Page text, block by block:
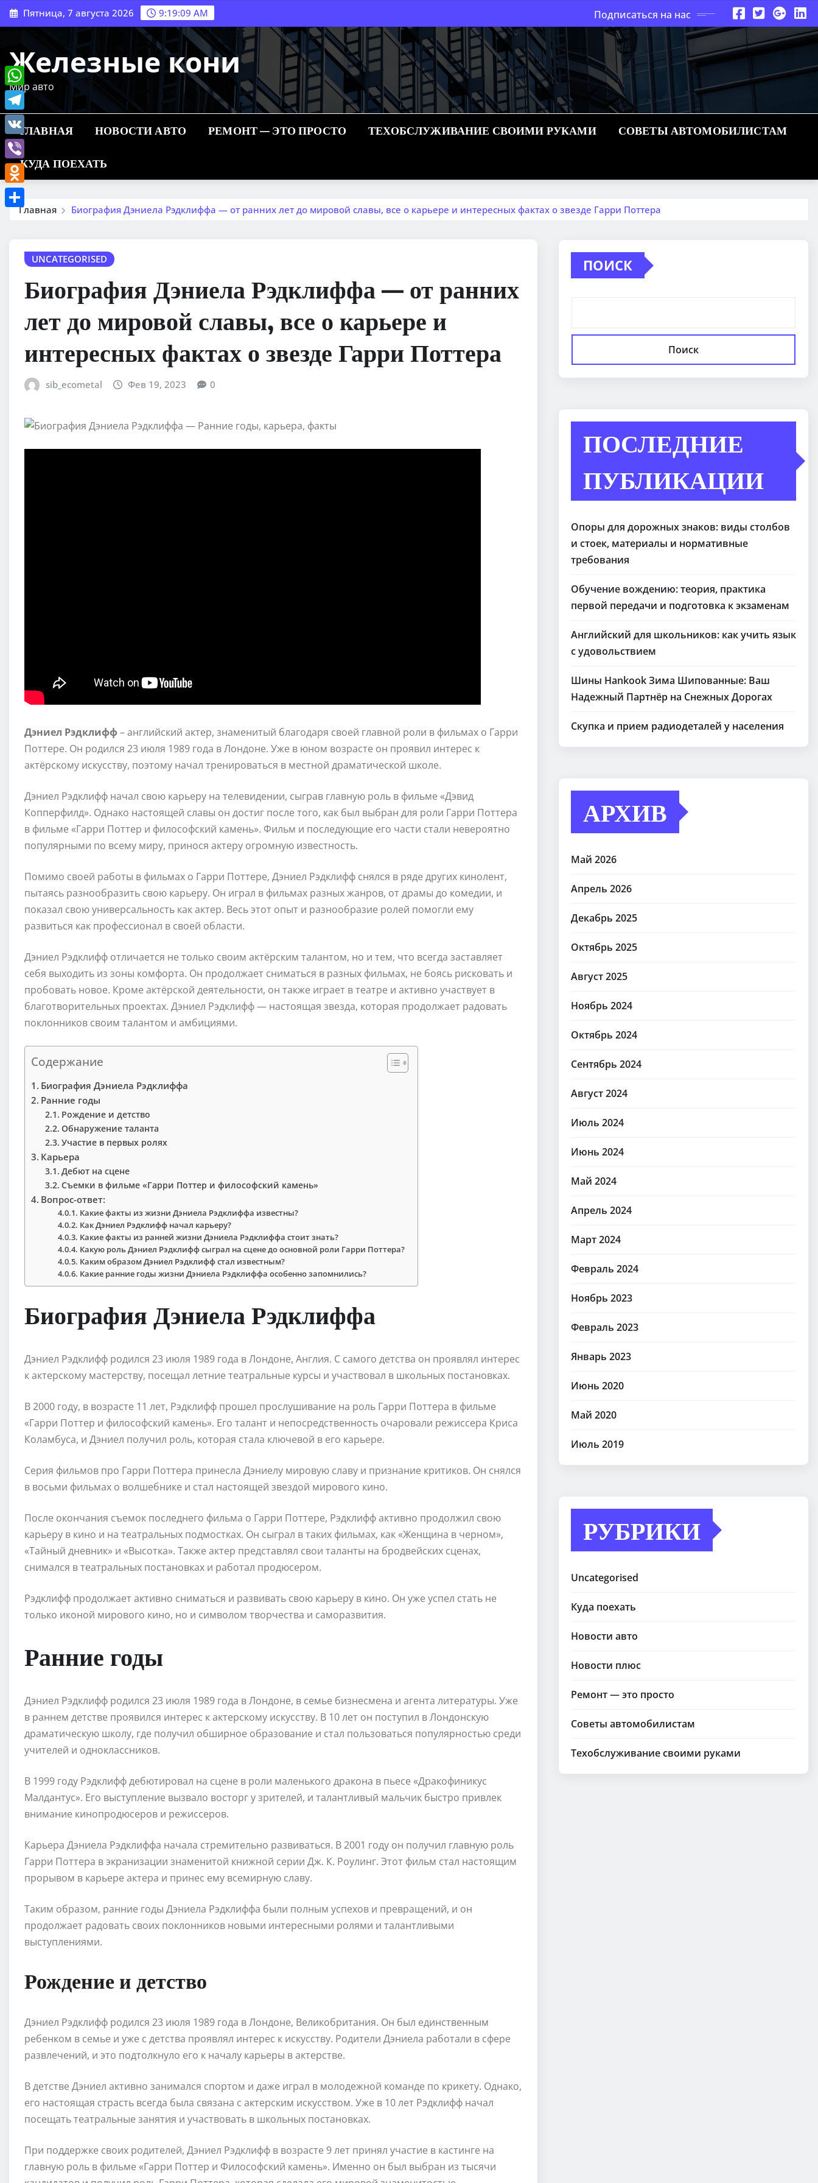
Перейти
к
Пятница, 7 августа 2026 9:19:09 AM Подписаться на нас
Железные кони
Мир авто
ГЛАВНАЯ НОВОСТИ АВТО РЕМОНТ — ЭТО ПРОСТО ТЕХОБСЛУЖИВАНИЕ СВОИМИ РУКАМИ СОВЕТЫ АВТОМОБИЛИСТАМ
КУДА ПОЕХАТЬ
Главная Биография Дэниела Рэдклиффа — от ранних лет до мировой славы, все о карьере и интересных фактах о звезде Гарри Поттера
UNCATEGORISED
Биография Дэниела Рэдклиффа — от ранних
лет до мировой славы, все о карьере и
интересных фактах о звезде Гарри Поттера
sib_ecometal Фев 19, 2023 0
Дэниел Рэдклифф– английский актер, знаменитый благодаря своей главной роли в фильмах о Гарри
Поттере. Он родился 23 июля 1989 года в Лондоне. Уже в юном возрасте он проявил интерес к
актёрскому искусству, поэтому начал тренироваться в местной драматической школе.
Дэниел Рэдклифф начал свою карьеру на телевидении, сыграв главную роль в фильме «Дэвид
Копперфилд». Однако настоящей славы он достиг после того, как был выбран для роли Гарри Поттера
в фильме «Гарри Поттер и философский камень». Фильм и последующие его части стали невероятно
популярными по всему миру, принося актеру огромную известность.
Помимо своей работы в фильмах о Гарри Поттере, Дэниел Рэдклифф снялся в ряде других кинолент,
пытаясь разнообразить свою карьеру. Он играл в фильмах разных жанров, от драмы до комедии, и
показал свою универсальность как актер. Весь этот опыт и разнообразие ролей помогли ему
развиться как профессионал в своей области.
Дэниел Рэдклифф отличается не только своим актёрским талантом, но и тем, что всегда заставляет
себя выходить из зоны комфорта. Он продолжает сниматься в разных фильмах, не боясь рисковать и
пробовать новое. Кроме актёрской деятельности, он также играет в театре и активно участвует в
благотворительных проектах. Дэниел Рэдклифф — настоящая звезда, которая продолжает радовать
поклонников своим талантом и амбициями.
Содержание
Биография Дэниела Рэдклиффа
Ранние годы
Рождение и детство
Обнаружение таланта
Участие в первых ролях
Карьера
Дебют на сцене
Съемки в фильме «Гарри Поттер и философский камень»
Вопрос-ответ:
Какие факты из жизни Дэниела Рэдклиффа известны?
Как Дэниел Рэдклифф начал карьеру?
Какие факты из ранней жизни Дэниела Рэдклиффа стоит знать?
Какую роль Дэниел Рэдклифф сыграл на сцене до основной роли Гарри Поттера?
Каким образом Дэниел Рэдклифф стал известным?
Какие ранние годы жизни Дэниела Рэдклиффа особенно запомнились?
Биография Дэниела Рэдклиффа
Дэниел Рэдклифф родился 23 июля 1989 года в Лондоне, Англия. С самого детства он проявлял интерес
к актерскому мастерству, посещал летние театральные курсы и участвовал в школьных постановках.
В 2000 году, в возрасте 11 лет, Рэдклифф прошел прослушивание на роль Гарри Поттера в фильме
«Гарри Поттер и философский камень». Его талант и непосредственность очаровали режиссера Криса
Коламбуса, и Дэниел получил роль, которая стала ключевой в его карьере.
Серия фильмов про Гарри Поттера принесла Дэниелу мировую славу и признание критиков. Он снялся
в восьми фильмах о волшебнике и стал настоящей звездой мирового кино.
После окончания съемок последнего фильма о Гарри Поттере, Рэдклифф активно продолжил свою
карьеру в кино и на театральных подмостках. Он сыграл в таких фильмах, как «Женщина в черном»,
«Тайный дневник» и «Высотка». Также актер представлял свои таланты на бродвейских сценах,
снимался в театральных постановках и работал продюсером.
Рэдклифф продолжает активно сниматься и развивать свою карьеру в кино. Он уже успел стать не
только иконой мирового кино, но и символом творчества и саморазвития.
Ранние годы
Дэниел Рэдклифф родился 23 июля 1989 года в Лондоне, в семье бизнесмена и агента литературы. Уже
в раннем детстве проявился интерес к актерскому искусству. В 10 лет он поступил в Лондонскую
драматическую школу, где получил обширное образование и стал пользоваться популярностью среди
учителей и одноклассников.
В 1999 году Рэдклифф дебютировал на сцене в роли маленького дракона в пьесе «Дракофиникус
Малдантус». Его выступление вызвало восторг у зрителей, и талантливый мальчик быстро привлек
внимание кинопродюсеров и режиссеров.
Карьера Дэниела Рэдклиффа начала стремительно развиваться. В 2001 году он получил главную роль
Гарри Поттера в экранизации знаменитой книжной серии Дж. К. Роулинг. Этот фильм стал настоящим
прорывом в карьере актера и принес ему всемирную славу.
Таким образом, ранние годы Дэниела Рэдклиффа были полным успехов и превращений, и он
продолжает радовать своих поклонников новыми интересными ролями и талантливыми
выступлениями.
Рождение и детство
Дэниел Рэдклифф родился 23 июля 1989 года в Лондоне, Великобритания. Он был единственным
ребенком в семье и уже с детства проявлял интерес к искусству. Родители Дэниела работали в сфере
развлечений, и это подтолкнуло его к началу карьеры в актерстве.
В детстве Дэниел активно занимался спортом и даже играл в молодежной команде по крикету. Однако,
его настоящая страсть всегда была связана с актерским искусством. Уже в 10 лет Рэдклифф начал
посещать театральные занятия и участвовать в школьных постановках.
При поддержке своих родителей, Дэниел Рэдклифф в возрасте 9 лет принял участие в кастинге на
главную роль в фильме «Гарри Поттер и Философский камень». Именно он был выбран из тысячи
ПОИСК
Поиск
ПОСЛЕДНИЕ
ПУБЛИКАЦИИ
Опоры для дорожных знаков: виды столбов
и стоек, материалы и нормативные
требования
Обучение вождению: теория, практика
первой передачи и подготовка к экзаменам
Английский для школьников: как учить язык
с удовольствием
Шины Hankook Зима Шипованные: Ваш
Надежный Партнёр на Снежных Дорогах
Скупка и прием радиодеталей у населения
АРХИВ
Май 2026
Апрель 2026
Декабрь 2025
Октябрь 2025
Август 2025
Ноябрь 2024
Октябрь 2024
Сентябрь 2024
Август 2024
Июль 2024
Июнь 2024
Май 2024
Апрель 2024
Март 2024
Февраль 2024
Ноябрь 2023
Февраль 2023
Январь 2023
Июнь 2020
Май 2020
Июль 2019
РУБРИКИ
Uncategorised
Куда поехать
Новости авто
Новости плюс
Ремонт — это просто
Советы автомобилистам
Техобслуживание своими руками
WhatsApp
Telegram
VK
Viber
Odnoklassniki
Отправить